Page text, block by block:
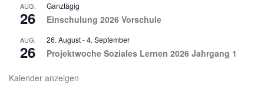
AUG.
26
Ganztägig
Einschulung 2026 Vorschule
AUG.
26
26. August-4. September
Projektwoche Soziales Lernen 2026 Jahrgang 1
Kalender anzeigen